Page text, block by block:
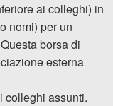
ai colleghi) in
nomi) per un
borsa di
esterna
colleghi assunti.